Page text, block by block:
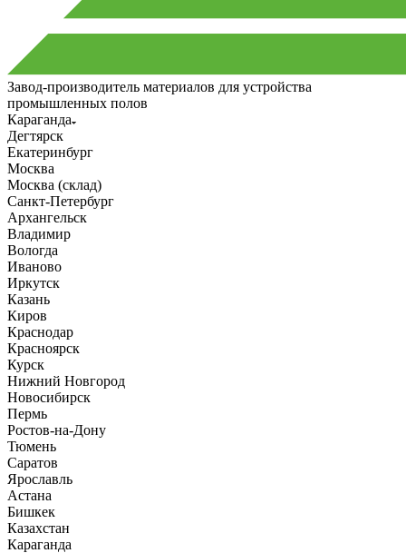
Завод-производитель материалов для устройства
промышленных полов
Караганда
Дегтярск
Екатеринбург
Москва
Москва (склад)
Санкт-Петербург
Архангельск
Владимир
Вологда
Иваново
Иркутск
Казань
Киров
Краснодар
Красноярск
Курск
Нижний Новгород
Новосибирск
Пермь
Ростов-на-Дону
Тюмень
Саратов
Ярославль
Астана
Бишкек
Казахстан
Караганда